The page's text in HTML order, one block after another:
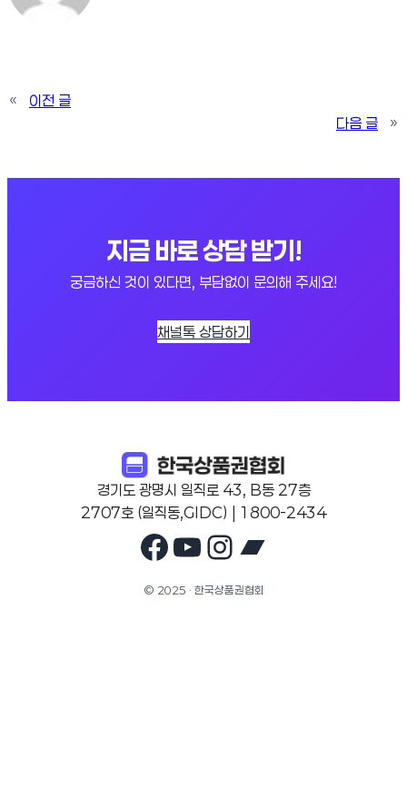
«
이전 글
다음 글
»
지금 바로 상담 받기!
궁금하신 것이 있다면, 부담없이 문의해 주세요!
채널톡 상담하기
경기도 광명시 일직로 43, B동 27층
2707호 (일직동,GIDC) | 1800-2434
Facebook
YouTube
Instagram
© 2025 · 한국상품권협회